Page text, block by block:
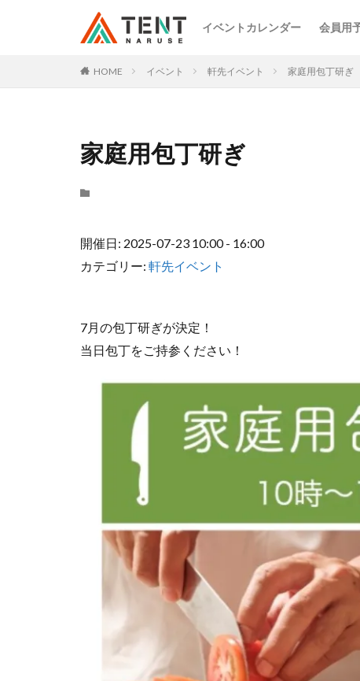
イベントカレンダー 会員用
HOME イベント 軒先イベント 家庭用包丁研ぎ
家庭用包丁研ぎ
開催日: 2025-07-23 10:00 - 16:00
カテゴリー: 軒先イベント
7月の包丁研ぎが決定！
当日包丁をご持参ください！